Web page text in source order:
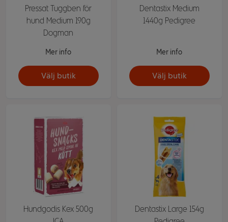
Pressat Tuggben för
hund Medium 190g
Dogman
Mer info
Välj butik
Dentastix Medium
1440g Pedigree
Mer info
Välj butik
Hundgodis Kex 500g
Dentastix Large 154g